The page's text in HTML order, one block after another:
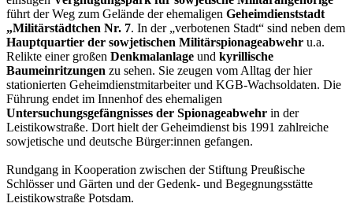
führt der Weg zum Gelände der ehemaligen Geheimdienststadt
„Militärstädtchen Nr. 7. In der „verbotenen Stadt“ sind neben dem
Hauptquartier der sowjetischen Militärspionageabwehr u.a.
Relikte einer großen Denkmalanlage und kyrillische
Baumeinritzungen zu sehen. Sie zeugen vom Alltag der hier
stationierten Geheimdienstmitarbeiter und KGB-Wachsoldaten. Die
Führung endet im Innenhof des ehemaligen
Untersuchungsgefängnisses der Spionageabwehr in der
Leistikowstraße. Dort hielt der Geheimdienst bis 1991 zahlreiche
sowjetische und deutsche Bürger:innen gefangen.
Rundgang in Kooperation zwischen der Stiftung Preußische
Schlösser und Gärten und der Gedenk- und Begegnungsstätte
Leistikowstraße Potsdam.